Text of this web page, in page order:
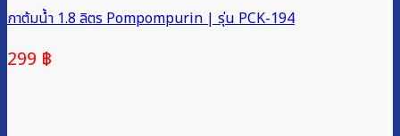
กาต้มน้ำ 1.8 ลิตร Pompompurin | รุ่น PCK-194
299 ฿